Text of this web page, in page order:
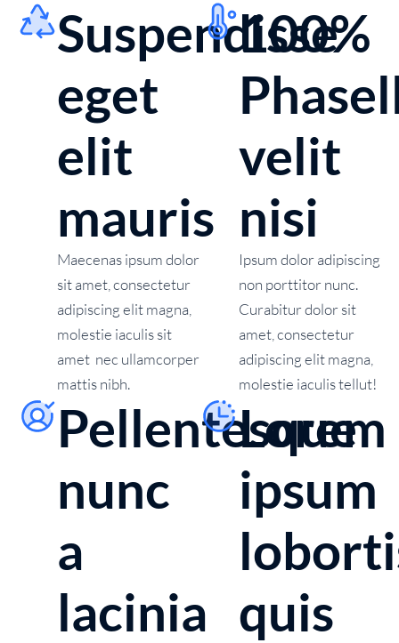
Suspendisse
eget
elit
mauris
Maecenas ipsum dolor
sit amet, consectetur
adipiscing elit magna,
molestie iaculis sit
amet nec ullamcorper
mattis nibh.
100%
velit
nisi
Ipsum dolor adipiscing
non porttitor nunc.
Curabitur dolor sit
amet, consectetur
adipiscing elit magna,
molestie iaculis tellut!
Pellentesque
nunc
a
lacinia
Lorem
ipsum
quis